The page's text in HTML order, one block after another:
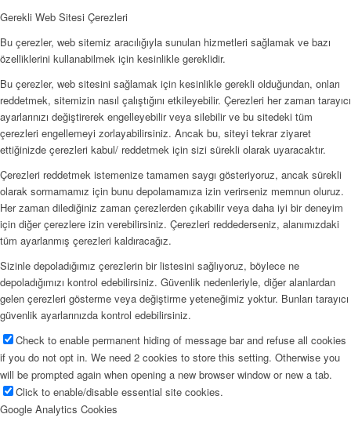
Gerekli Web Sitesi Çerezleri
Bu çerezler, web sitemiz aracılığıyla sunulan hizmetleri sağlamak ve bazı
özelliklerini kullanabilmek için kesinlikle gereklidir.
Bu çerezler, web sitesini sağlamak için kesinlikle gerekli olduğundan, onları
reddetmek, sitemizin nasıl çalıştığını etkileyebilir. Çerezleri her zaman tarayıcı
ayarlarınızı değiştirerek engelleyebilir veya silebilir ve bu sitedeki tüm
çerezleri engellemeyi zorlayabilirsiniz. Ancak bu, siteyi tekrar ziyaret
ettiğinizde çerezleri kabul/ reddetmek için sizi sürekli olarak uyaracaktır.
Çerezleri reddetmek istemenize tamamen saygı gösteriyoruz, ancak sürekli
olarak sormamamız için bunu depolamamıza izin verirseniz memnun oluruz.
Her zaman dilediğiniz zaman çerezlerden çıkabilir veya daha iyi bir deneyim
için diğer çerezlere izin verebilirsiniz. Çerezleri reddederseniz, alanımızdaki
tüm ayarlanmış çerezleri kaldıracağız.
Sizinle depoladığımız çerezlerin bir listesini sağlıyoruz, böylece ne
depoladığımızı kontrol edebilirsiniz. Güvenlik nedenleriyle, diğer alanlardan
gelen çerezleri gösterme veya değiştirme yeteneğimiz yoktur. Bunları tarayıcı
güvenlik ayarlarınızda kontrol edebilirsiniz.
Check to enable permanent hiding of message bar and refuse all cookies
if you do not opt in. We need 2 cookies to store this setting. Otherwise you
will be prompted again when opening a new browser window or new a tab.
Click to enable/disable essential site cookies.
Google Analytics Cookies